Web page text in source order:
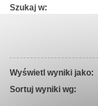
Szukaj w:
Wyświetl wyniki jako:
Sortuj wyniki wg: